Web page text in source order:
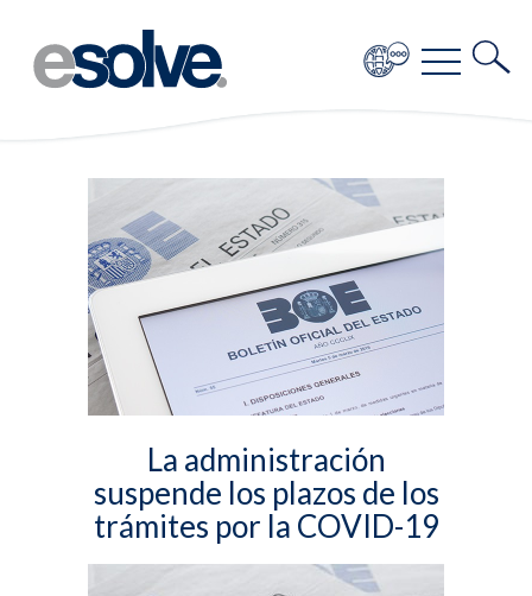
La administración
suspende los plazos de los
trámites por la COVID-19